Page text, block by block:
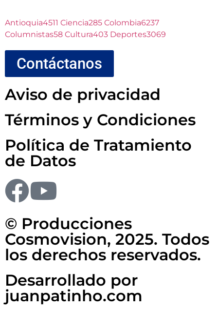
Antioquia4511 Ciencia285 Colombia6237
Columnistas58 Cultura403 Deportes3069
Contáctanos
Aviso de privacidad
Términos y Condiciones
Política de Tratamiento
de Datos
© Producciones
Cosmovision, 2025. Todos
los derechos reservados.
Desarrollado por
juanpatinho.com